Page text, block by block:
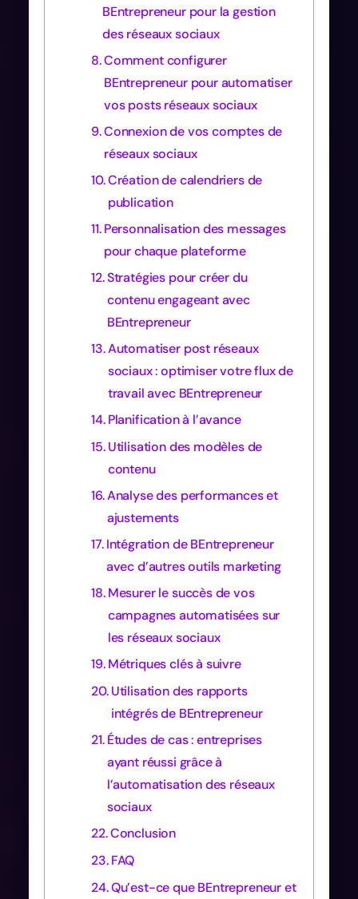
BEntrepreneur pour la gestion
des réseaux sociaux
Comment configurer
BEntrepreneur pour automatiser
vos posts réseaux sociaux
Connexion de vos comptes de
réseaux sociaux
Création de calendriers de
publication
Personnalisation des messages
pour chaque plateforme
Stratégies pour créer du
contenu engageant avec
BEntrepreneur
Automatiser post réseaux
sociaux : optimiser votre flux de
travail avec BEntrepreneur
Planification à l’avance
Utilisation des modèles de
contenu
Analyse des performances et
ajustements
Intégration de BEntrepreneur
avec d’autres outils marketing
Mesurer le succès de vos
campagnes automatisées sur
les réseaux sociaux
Métriques clés à suivre
Utilisation des rapports
intégrés de BEntrepreneur
Études de cas : entreprises
ayant réussi grâce à
l’automatisation des réseaux
sociaux
Conclusion
FAQ
Qu’est-ce que BEntrepreneur et